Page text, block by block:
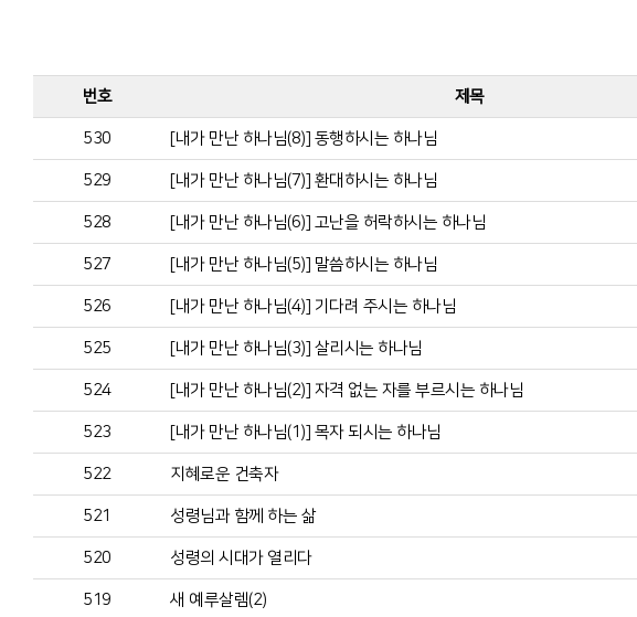
번호 제목
530 [내가 만난 하나님(8)] 동행하시는 하나님
529 [내가 만난 하나님(7)] 환대하시는 하나님
528 [내가 만난 하나님(6)] 고난을 허락하시는 하나님
527 [내가 만난 하나님(5)] 말씀하시는 하나님
526 [내가 만난 하나님(4)] 기다려 주시는 하나님
525 [내가 만난 하나님(3)] 살리시는 하나님
524 [내가 만난 하나님(2)] 자격 없는 자를 부르시는 하나님
523 [내가 만난 하나님(1)] 목자 되시는 하나님
522 지혜로운 건축자
521 성령님과 함께 하는 삶
520 성령의 시대가 열리다
519 새 예루살렘(2)